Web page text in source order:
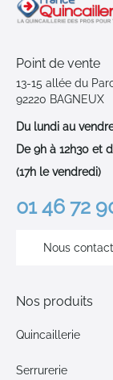
Point de vente
13-15 allée du
92220 BAGNEUX
Du lundi au
De 9h à 12h30 et
(17h le vendredi)
01 46 72
Nous
Nos produits
Quincaillerie
Serrurerie